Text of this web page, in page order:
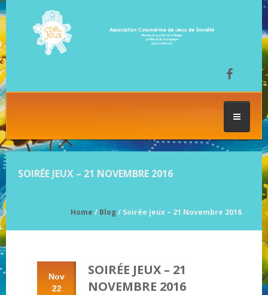
FESTIVAL DU JEU
SOIRÉE JEUX – 21 NOVEMBRE 2016
Home / Blog/ Soirée jeux – 21 Novembre 2016
Nov
22
SOIRÉE JEUX – 21
NOVEMBRE 2016